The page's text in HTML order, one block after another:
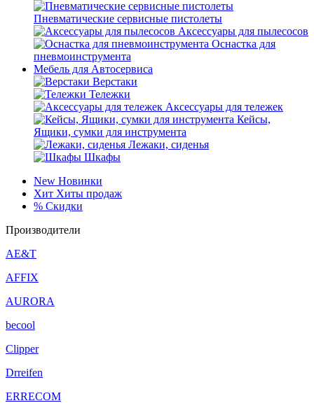
Пневматические сервисные пистолеты
Аксессуары для пылесосов
Оснастка для
пневмоинструмента
Мебель для Автосервиса
Верстаки
Тележки
Аксессуары для тележек
Кейсы,
Ящики, сумки для инструмента
Лежаки, сиденья
Шкафы
New Новинки
Хит Хиты продаж
% Скидки
Производители
AE&T
AFFIX
AURORA
becool
Clipper
Drreifen
ERRECOM